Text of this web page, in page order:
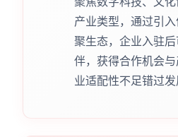
产业类型，通过引
聚生态，企业入驻
伴，获得合作机会
业适配性不足错过发